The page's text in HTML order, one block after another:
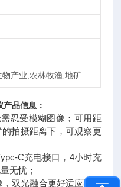
物产业,农林牧渔,地矿
产品信息：
忍受模糊图像；可用距
拍摄距离下，可观察更
C充电接口，4小时充
无忧；
双光融合更好适应不同